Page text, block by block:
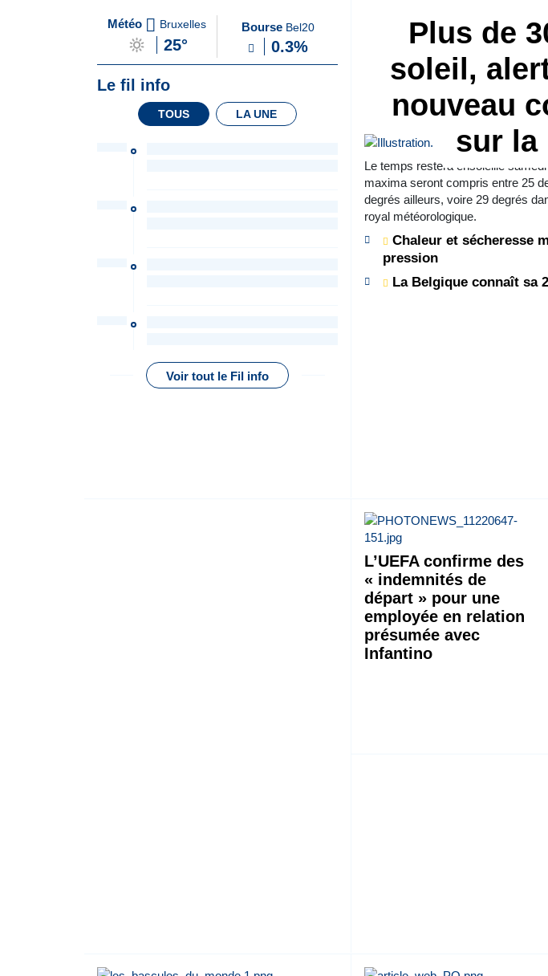
du Soir
Une
Plus de
soleil,
nouveau
sur la
Le temps restera ensoleillé
maxima seront compris entre 25
degrés ailleurs, voire 29 degrés
royal météorologique.
Chaleur et sécheresse
pression
La Belgique connaît sa
L’UEFA confirme des
« indemnités de
départ » pour une
employée en relation
présumée avec
Infantino
Météo Bruxelles
25°
Bourse Bel20
0.3%
Le fil info
LA UNE
TOUS
Voir tout le Fil info